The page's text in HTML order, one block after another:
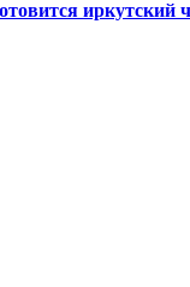
иркутский